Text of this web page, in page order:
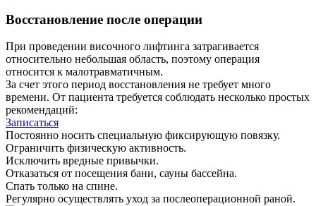
Восстановление после операции
При проведении височного лифтинга затрагивается
относительно небольшая область, поэтому операция
относится к малотравматичным.
За счет этого период восстановления не требует много
времени. От пациента требуется соблюдать несколько простых
рекомендаций:
Записаться
Постоянно носить специальную фиксирующую повязку.
Ограничить физическую активность.
Исключить вредные привычки.
Отказаться от посещения бани, сауны бассейна.
Спать только на спине.
Регулярно осуществлять уход за послеоперационной раной.